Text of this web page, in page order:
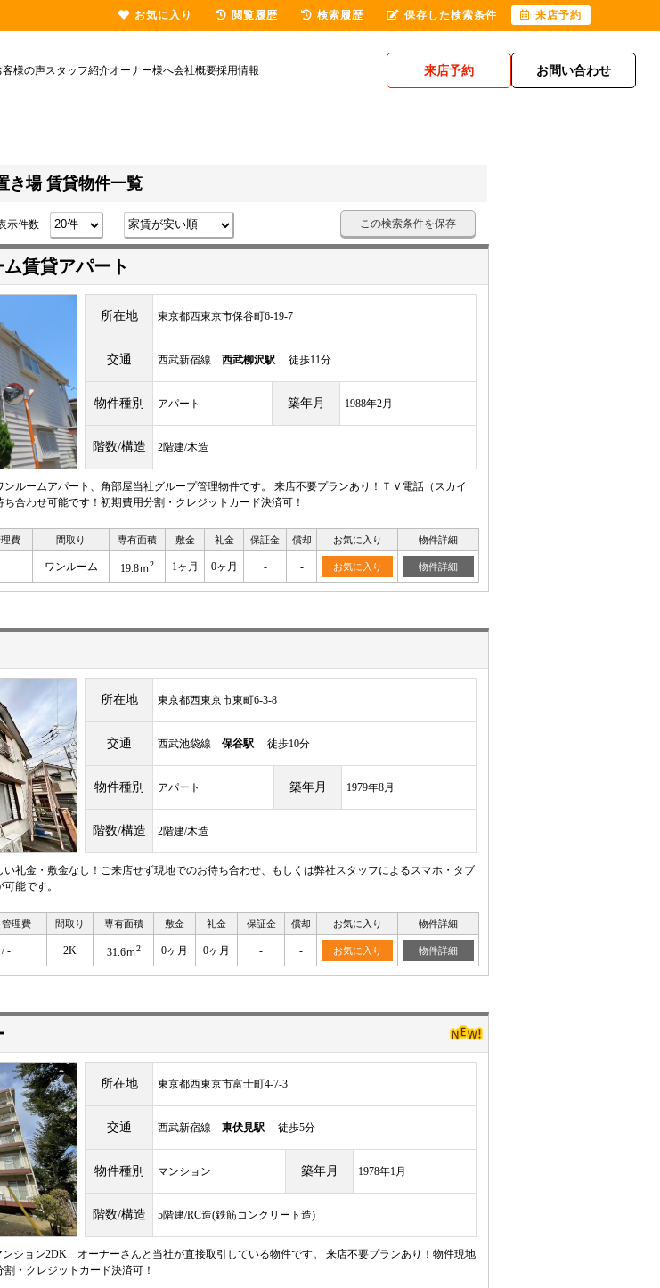
客様の声スタッフ紹介オーナー様へ会社概要採用情報 来店予約 お問い合わせ
き場 賃貸物件一覧
示件数 この検索条件を保存
賃貸アパート
所在地 東京都西東京市保谷町6-19-7
交通 西武新宿線 西武柳沢駅 徒歩11分
物件種別 アパート 築年月 1988年2月
階数/構造 2階建/木造
ルームアパート、角部屋当社グループ管理物件です。 来店不要プランあり！ＴＶ電話（スカイ
合わせ可能です！初期費用分割・クレジットカード決済可！
費 間取り 専有面積 敷金 礼金 保証金 償却 お気に入り 物件詳細
ワンルーム 19.8ｍ2 1ヶ月 0ヶ月 - - お気に入り 物件詳細
所在地 東京都西東京市東町6-3-8
交通 西武池袋線 保谷駅 徒歩10分
物件種別 アパート 築年月 1979年8月
階数/構造 2階建/木造
礼金・敷金なし！ご来店せず現地でのお待ち合わせ、もしくは弊社スタッフによるスマホ・タブ
能です。
理費 間取り 専有面積 敷金 礼金 保証金 償却 お気に入り 物件詳細
- 2K 31.6ｍ2 0ヶ月 0ヶ月 - - お気に入り 物件詳細
所在地 東京都西東京市富士町4-7-3
交通 西武新宿線 東伏見駅 徒歩5分
物件種別 マンション 築年月 1978年1月
階数/構造 5階建/RC造(鉄筋コンクリート造)
ンション2DK オーナーさんと当社が直接取引している物件です。 来店不要プランあり！物件現地
・クレジットカード決済可！
お気に入り 閲覧履歴 検索履歴 保存した検索条件 来店予約